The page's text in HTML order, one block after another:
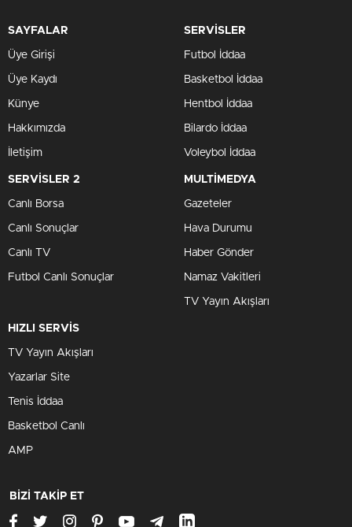
SAYFALAR
Üye Girişi
Üye Kaydı
Künye
Hakkımızda
İletişim
SERVİSLER
Futbol İddaa
Basketbol İddaa
Hentbol İddaa
Bilardo İddaa
Voleybol İddaa
SERVİSLER 2
Canlı Borsa
Canlı Sonuçlar
Canlı TV
Futbol Canlı Sonuçlar
MULTİMEDYA
Gazeteler
Hava Durumu
Haber Gönder
Namaz Vakitleri
TV Yayın Akışları
HIZLI SERVİS
TV Yayın Akışları
Yazarlar Site
Tenis İddaa
Basketbol Canlı
AMP
BİZİ TAKİP ET